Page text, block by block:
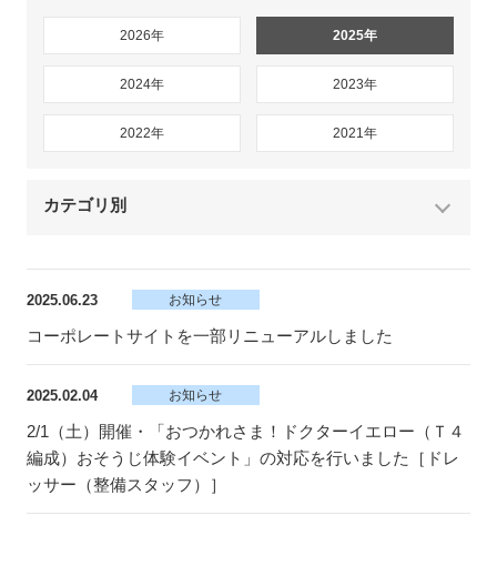
2026年 2025年
2024年 2023年
2022年 2021年
カテゴリ別
2025.06.23 お知らせ
コーポレートサイトを一部リニューアルしました
2025.02.04 お知らせ
2/1（土）開催・「おつかれさま！ドクターイエロー（Ｔ４
編成）おそうじ体験イベント」の対応を行いました［ドレ
ッサー（整備スタッフ）］